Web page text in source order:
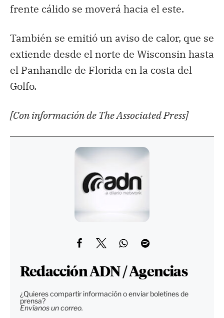
frente cálido se moverá hacia el este.
También se emitió un aviso de calor, que se
extiende desde el norte de Wisconsin hasta
el Panhandle de Florida en la costa del
Golfo.
[Con información de The Associated Press]
Redacción ADN / Agencias
¿Quieres compartir información o enviar boletines de
prensa?
Envíanos un correo.